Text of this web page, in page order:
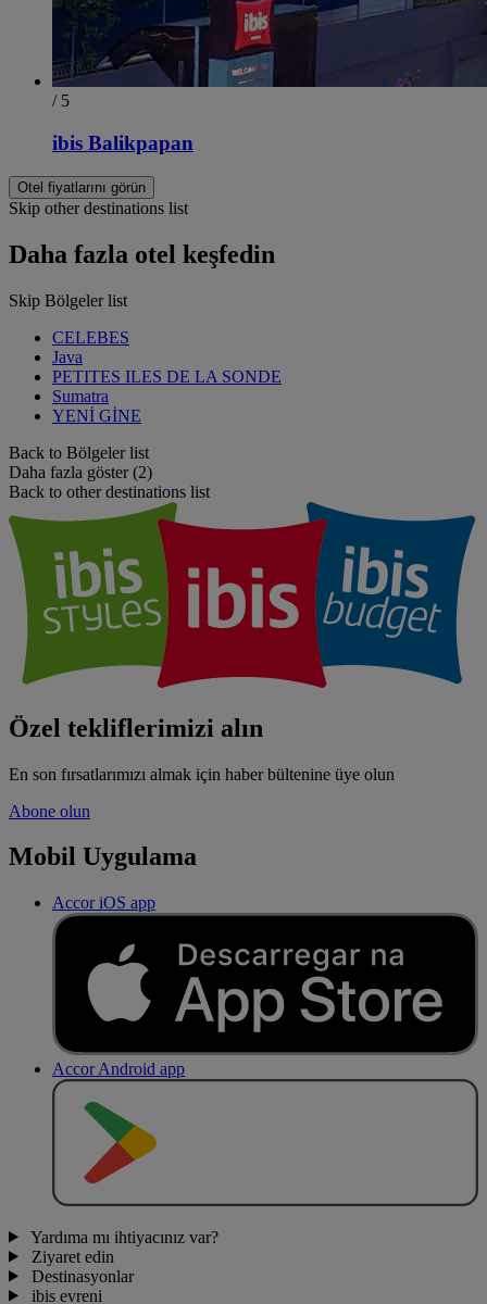
/ 5
ibis Balikpapan
Otel fiyatlarını görün
Skip other destinations list
Daha fazla otel keşfedin
Skip Bölgeler list
CELEBES
Java
PETITES ILES DE LA SONDE
Sumatra
YENİ GİNE
Back to Bölgeler list
Daha fazla göster (2)
Back to other destinations list
Özel tekliflerimizi alın
En son fırsatlarımızı almak için haber bültenine üye olun
Abone olun
Mobil Uygulama
Accor iOS app
Accor Android app
Yardıma mı ihtiyacınız var?
Ziyaret edin
Destinasyonlar
ibis evreni